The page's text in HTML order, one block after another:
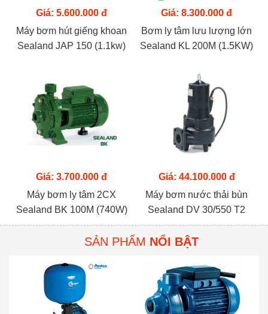
Giá: 5.600.000 đ
Máy bơm hút giếng khoan
Sealand JAP 150 (1.1kw)
Giá: 8.300.000 đ
Bơm ly tâm lưu lượng lớn
Sealand KL 200M (1.5KW)
Giá: 3.700.000 đ
Máy bơm ly tâm 2CX
Sealand BK 100M (740W)
Giá: 44.100.000 đ
Máy bơm nước thải bùn
Sealand DV 30/550 T2
(3.7KW)
SẢN PHẨM NỔI BẬT